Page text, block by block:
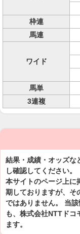
枠連
馬連
ワイド
馬単
3連複
結果・成績・オッズな
し確認してください。
本サイトのページ上に
期しておりますが、そ
ではありません。 当
も、株式会社NTTドコ
ます。